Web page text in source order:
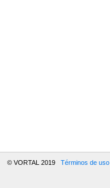
© VORTAL 2019 Términos de uso